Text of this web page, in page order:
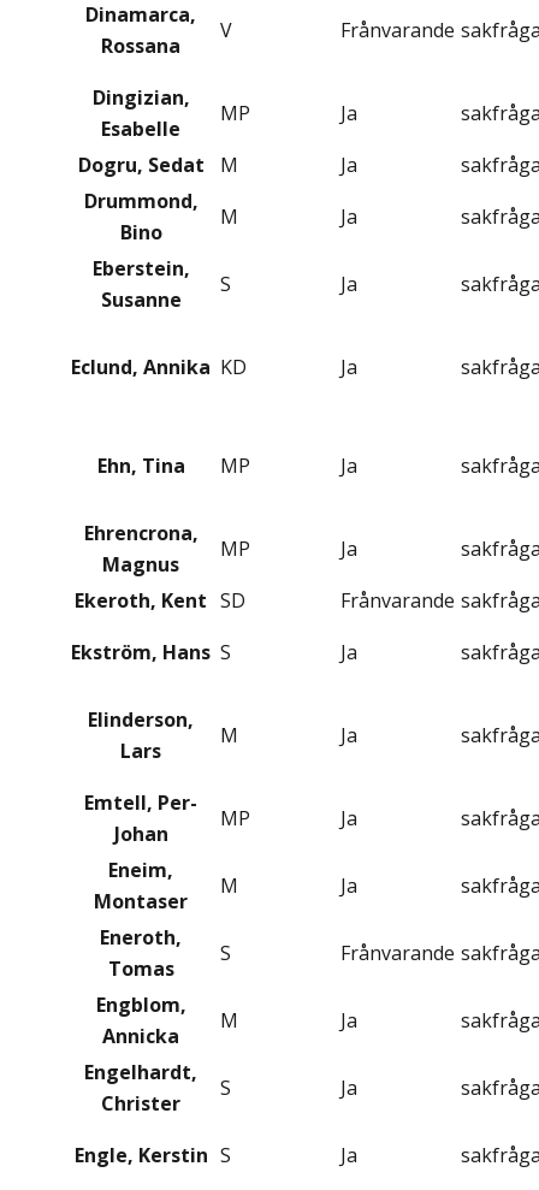
Dinamarca,
Rossana
V Frånvarande
Dingizian,
Esabelle
MP Ja
Dogru, Sedat
M Ja
Drummond,
Bino
M Ja
Eberstein,
Susanne
S Ja
Eclund, Annika KD Ja
Ehn, Tina MP Ja
Ehrencrona,
Magnus
MP Ja
Ekeroth, Kent SD Frånvarande
Ekström, Hans S Ja
Elinderson,
Lars
M Ja
Emtell, Per-
Johan
MP Ja
Eneim,
Montaser
M Ja
Eneroth,
Tomas
S Frånvarande
Engblom,
Annicka
M Ja
Engelhardt,
Christer
S Ja
Engle, Kerstin S Ja